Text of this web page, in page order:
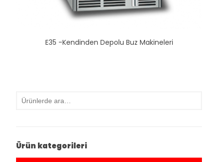
E35 -Kendinden Depolu Buz Makineleri
Ürün kategorileri